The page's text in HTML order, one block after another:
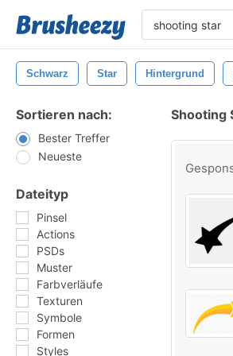
Schwarz Star Hintergrund
Sortieren nach:
Bester Treffer
Neueste
Dateityp
Pinsel
Actions
PSDs
Muster
Farbverläufe
Texturen
Symbole
Formen
Styles
Shooting